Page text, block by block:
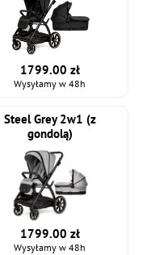
1799.00 zł
Wysyłamy w 48h
Steel Grey 2w1 (z
gondolą)
1799.00 zł
Wysyłamy w 48h